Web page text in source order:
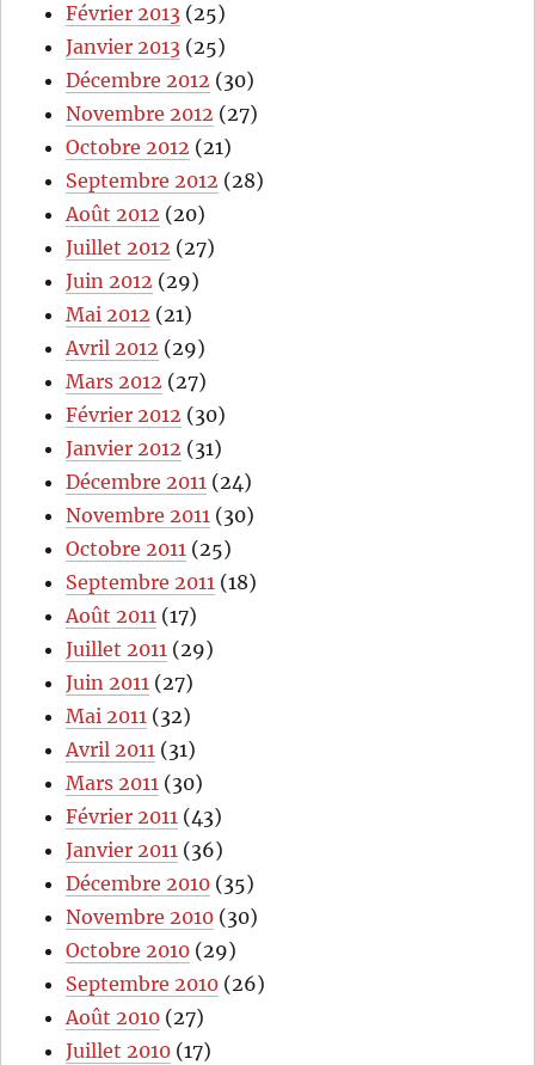
Février 2013 (25)
Janvier 2013 (25)
Décembre 2012 (30)
Novembre 2012 (27)
Octobre 2012 (21)
Septembre 2012 (28)
Août 2012 (20)
Juillet 2012 (27)
Juin 2012 (29)
Mai 2012 (21)
Avril 2012 (29)
Mars 2012 (27)
Février 2012 (30)
Janvier 2012 (31)
Décembre 2011 (24)
Novembre 2011 (30)
Octobre 2011 (25)
Septembre 2011 (18)
Août 2011 (17)
Juillet 2011 (29)
Juin 2011 (27)
Mai 2011 (32)
Avril 2011 (31)
Mars 2011 (30)
Février 2011 (43)
Janvier 2011 (36)
Décembre 2010 (35)
Novembre 2010 (30)
Octobre 2010 (29)
Septembre 2010 (26)
Août 2010 (27)
Juillet 2010 (17)